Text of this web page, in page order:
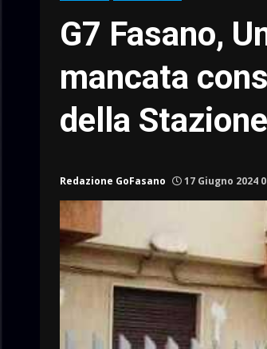
G7 Fasano,
mancata
della
Redazione GoFasano 17 Giugno 2024